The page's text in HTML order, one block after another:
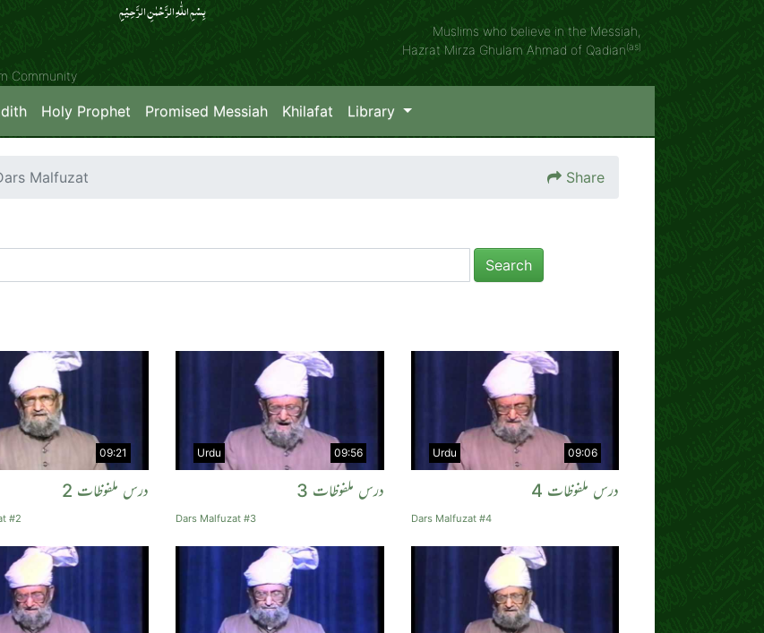
بِسۡمِ اللّٰہِ الرَّحۡمٰنِ الرَّحِیۡمِِ
Community
Muslims who believe in the Messiah,
Hazrat Mirza Ghulam Ahmad of Qadian(as)
Holy Prophet Promised Messiah Khilafat Library
Malfuzat Share
Search
09:21
درس ملفوظات 2
#2
09:56
Urdu
درس ملفوظات 3
Dars Malfuzat #3
09:06
Urdu
درس ملفوظات 4
Dars Malfuzat #4